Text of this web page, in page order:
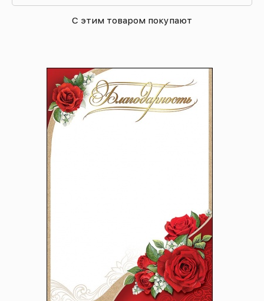
С этим товаром покупают